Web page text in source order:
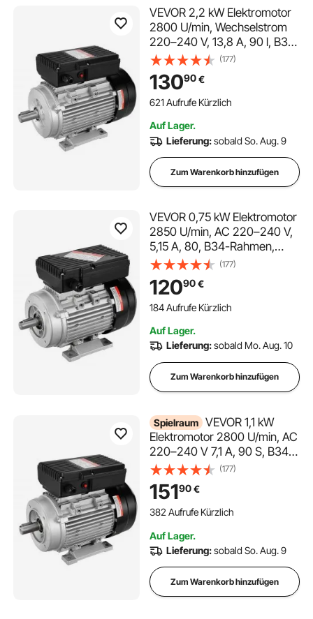
VEVOR 2,2 kW Elektromotor
2800 U/min, Wechselstrom
220–240 V, 13,8 A, 90 l, B3-
Rahmen,
Luftkompressormotor
einphasig, 24 mm Keilwelle,
Rechts-/Linkslauf für
Maschinen und allgemeine
Geräte
(177)
13090€
621 Aufrufe Kürzlich
Auf Lager.
Lieferung:sobald So. Aug. 9
Zum Warenkorb hinzufügen
VEVOR 0,75 kW Elektromotor
2850 U/min, AC 220–240 V,
5,15 A, 80, B34-Rahmen,
Luftkompressormotor
einphasig, 19 mm Keilwelle,
Rechts-/Linkslauf für
landwirtschaftliche
Geräte
(177)
12090€
184 Aufrufe Kürzlich
Auf Lager.
Lieferung:sobald Mo. Aug. 10
Zum Warenkorb hinzufügen
Spielraum VEVOR 1,1 kW
Elektromotor 2800 U/min, AC
220–240 V 7,1 A, 90 S, B34-
Rahmen,
Luftkompressormotor
einphasig, 24 mm Keilwelle,
Rechts-/Linkslauf für
Maschinen und allgemeine
Geräte
(177)
15190€
382 Aufrufe Kürzlich
Auf Lager.
Lieferung:sobald So. Aug. 9
Zum Warenkorb hinzufügen